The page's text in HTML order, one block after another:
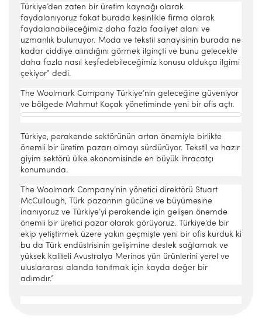
Türkiye’den zaten bir üretim kaynağı olarak
faydalanıyoruz fakat burada kesinlikle firma olarak
faydalanabileceğimiz daha fazla faaliyet alanı ve
uzmanlık bulunuyor. Moda ve tekstil sanayisinin burada ne
kadar ciddiye alındığını görmek ilginçti ve bunu gelecekte
daha fazla nasıl keşfedebileceğimiz konusu oldukça ilgimi
çekiyor” dedi.
The Woolmark Company Türkiye’nin geleceğine güveniyor
ve bölgede Mahmut Koçak yönetiminde yeni bir ofis açtı.
Türkiye, perakende sektörünün artan önemiyle birlikte
önemli bir üretim pazarı olmayı sürdürüyor. Tekstil ve hazır
giyim sektörü ülke ekonomisinde en büyük ihracatçı
konumunda.
The Woolmark Company’nin yönetici direktörü Stuart
McCullough, Türk pazarının gücüne ve büyümesine
inanıyoruz ve Türkiye’yi perakende için gelişen önemde
önemli bir üretici pazar olarak görüyoruz. Türkiye’de bir
ekip yetiştirmek üzere yakın geçmişte yeni bir ofis kurduk ki
bu da Türk endüstrisinin gelişimine destek sağlamak ve
yüksek kaliteli Avustralya Merinos yün ürünlerini yerel ve
uluslararası alanda tanıtmak için kayda değer bir
adımdır.”